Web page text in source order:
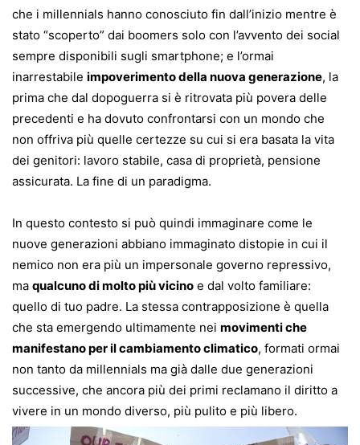
che i millennials hanno conosciuto fin dall’inizio mentre è
stato “scoperto” dai boomers solo con l’avvento dei social
sempre disponibili sugli smartphone; e l’ormai
inarrestabile impoverimento della nuova generazione, la
prima che dal dopoguerra si è ritrovata più povera delle
precedenti e ha dovuto confrontarsi con un mondo che
non offriva più quelle certezze su cui si era basata la vita
dei genitori: lavoro stabile, casa di proprietà, pensione
assicurata. La fine di un paradigma.
In questo contesto si può quindi immaginare come le
nuove generazioni abbiano immaginato distopie in cui il
nemico non era più un impersonale governo repressivo,
ma qualcuno di molto più vicino e dal volto familiare:
quello di tuo padre. La stessa contrapposizione è quella
che sta emergendo ultimamente nei movimenti che
manifestano per il cambiamento climatico, formati ormai
non tanto da millennials ma già dalle due generazioni
successive, che ancora più dei primi reclamano il diritto a
vivere in un mondo diverso, più pulito e più libero.